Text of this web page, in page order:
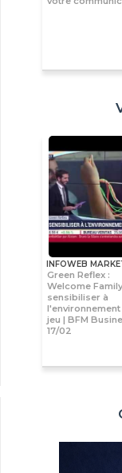
INFOWEB
Green Reflex :
Welcome
sensibiliser à
jeu | BFM
17/02